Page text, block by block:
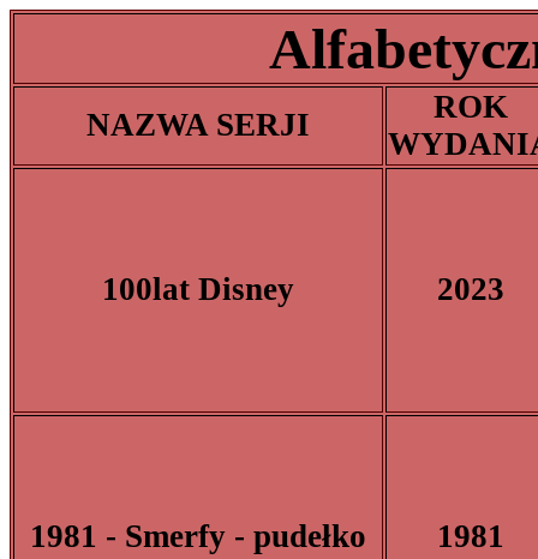
NAZWA SERJI
ROK
100lat Disney 2023
1981 - Smerfy - pudełko 1981